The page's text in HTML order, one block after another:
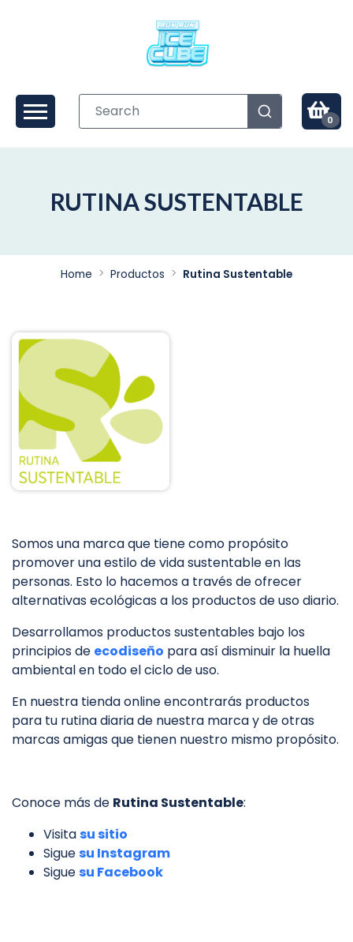
0
RUTINA SUSTENTABLE
Home Productos Rutina Sustentable
Somos una marca que tiene como propósito
promover una estilo de vida sustentable en las
personas. Esto lo hacemos a través de ofrecer
alternativas ecológicas a los productos de uso diario.
Desarrollamos productos sustentables bajo los
principios de ecodiseño para así disminuir la huella
ambiental en todo el ciclo de uso.
En nuestra tienda online encontrarás productos
para tu rutina diaria de nuestra marca y de otras
marcas amigas que tienen nuestro mismo propósito.
Conoce más de Rutina Sustentable:
Visitasu sitio
Siguesu Instagram
Siguesu Facebook